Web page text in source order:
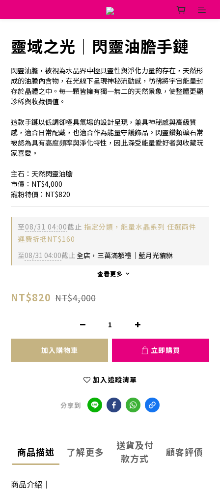
靈域之光｜閃靈油膽手鏈
閃靈油膽，被視為水晶界中極具靈性與淨化力量的存在，天然形
成的油膽內含物，在光線下呈現神秘流動感，彷彿將宇宙能量封
存於晶體之中。每一顆皆擁有獨一無二的天然景象，使整體更顯
珍稀與收藏價值。
這款手鏈以低調卻極具氣場的設計呈現，兼具神秘感與高級質
感，適合日常配戴，也適合作為能量守護飾品。閃靈鑽類礦石常
被認為具有高度頻率與淨化特性，因此深受能量愛好者與收藏玩
家喜愛。
主石：天然閃靈油膽
市價：NT$4,000
寵粉特價：NT$820
至08/31 04:00截止 指定分類，能量水晶系列 任選兩件
運費折抵NT$160
至08/31 04:00截止全店，三萬滿額禮｜藍月光貔貅
查看更多
NT$820 NT$4,000
加入購物車 立即購買
加入追蹤清單
分享到
商品描述 了解更多
送貨及付
款方式
顧客評價
商品介紹｜